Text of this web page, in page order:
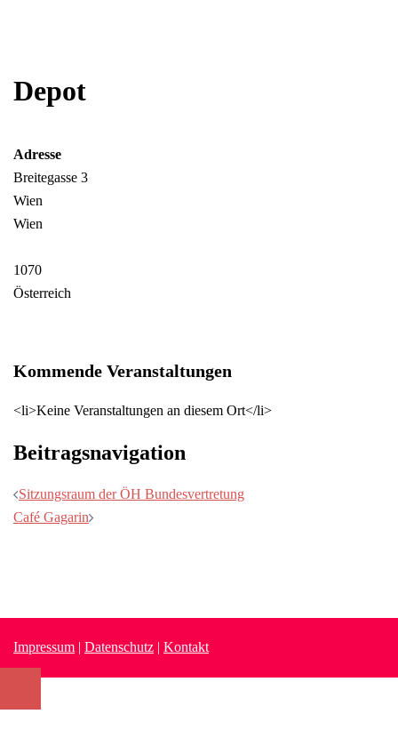
Depot
Adresse
Breitegasse 3
Wien
Wien
1070
Österreich
Kommende Veranstaltungen
<li>Keine Veranstaltungen an diesem Ort</li>
Beitragsnavigation
Sitzungsraum der ÖH Bundesvertretung
Café Gagarin
Impressum | Datenschutz | Kontakt